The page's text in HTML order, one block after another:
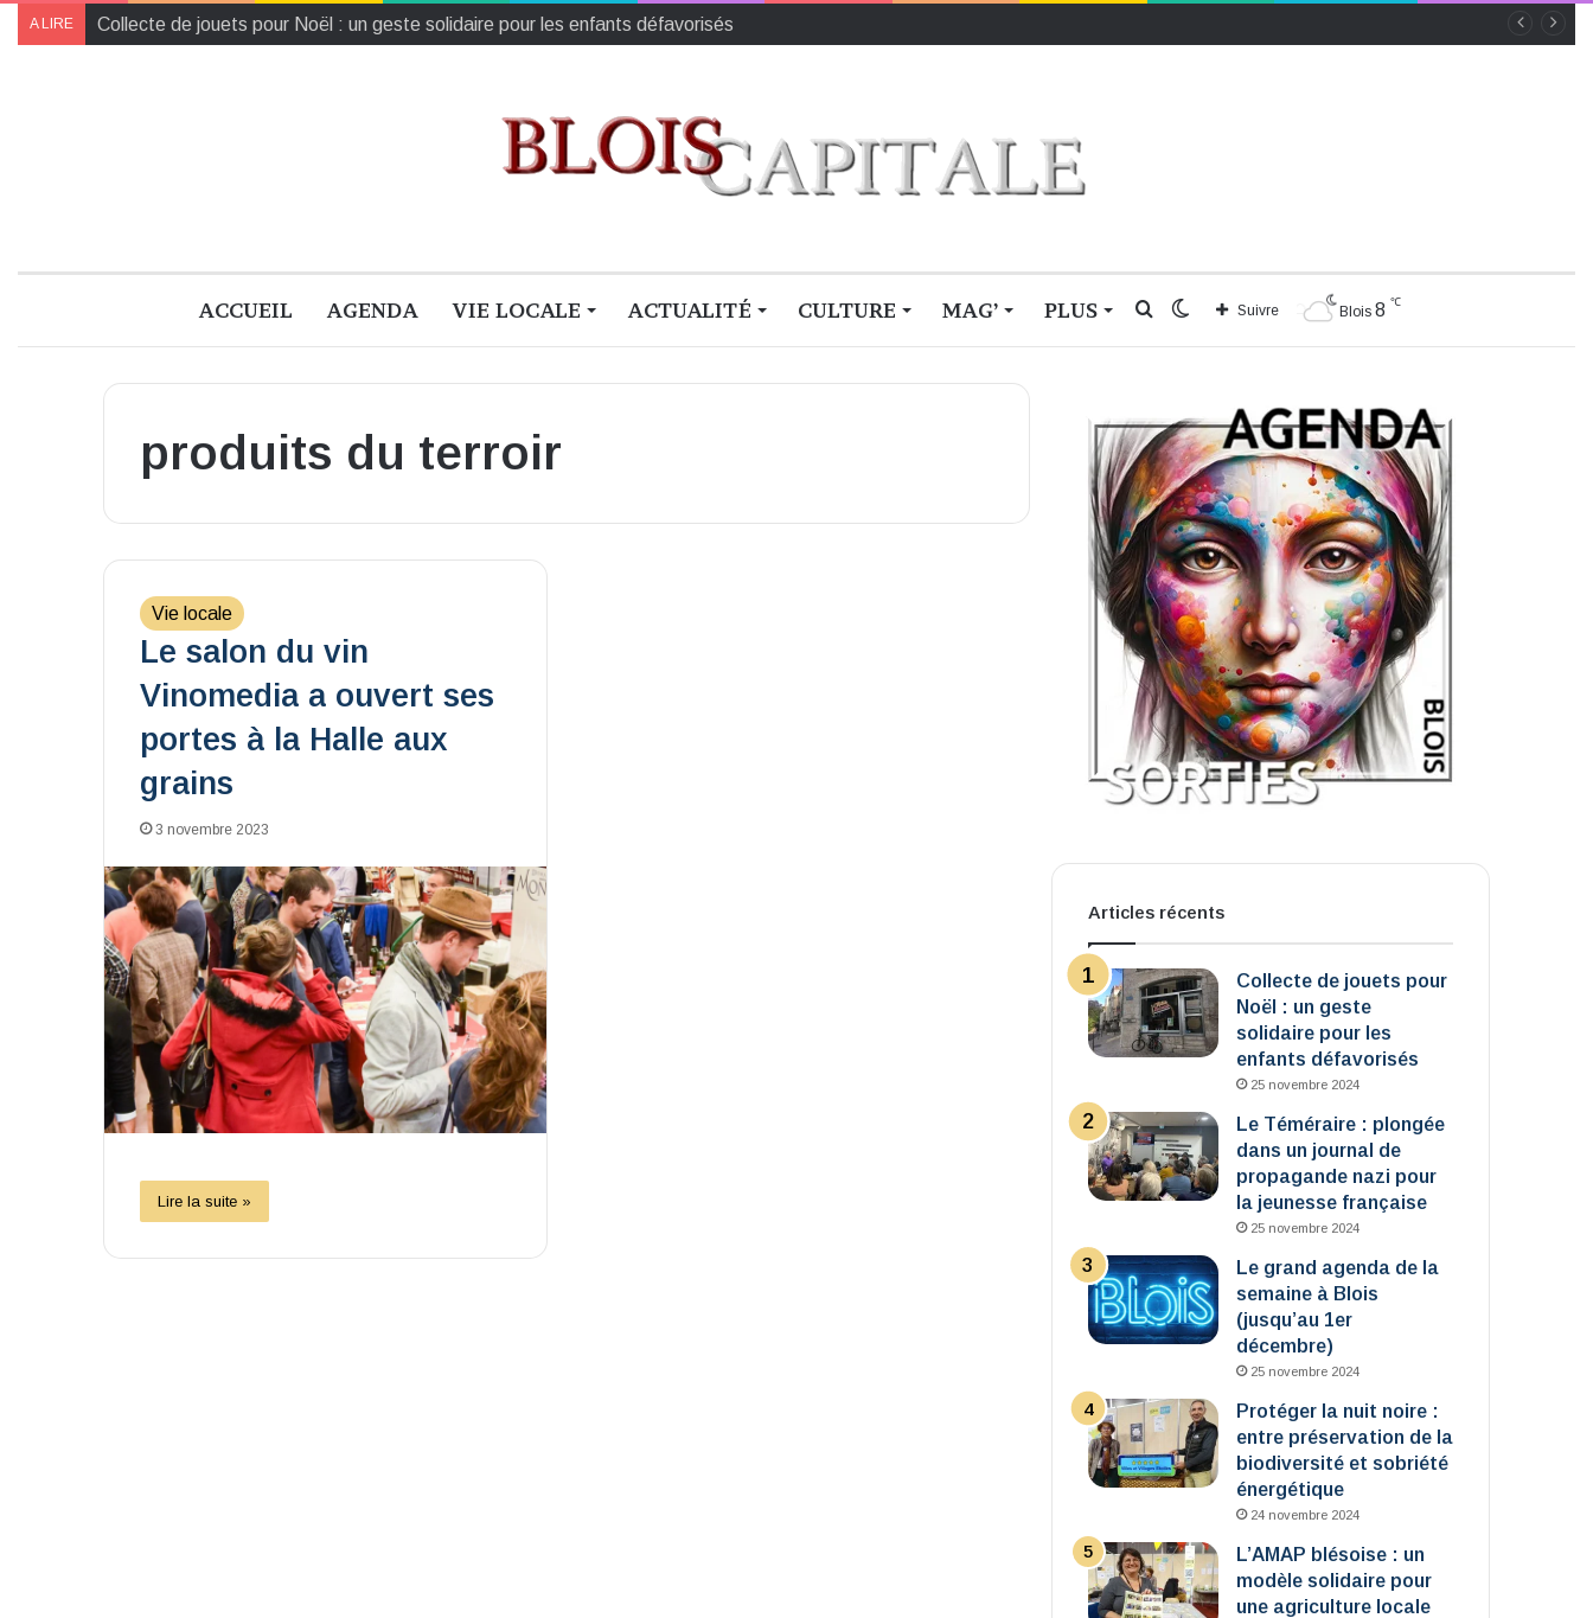
A LIRE Collecte de jouets pour Noël : un geste solidaire pour les enfants défavorisés
ACCUEIL AGENDA VIE LOCALE ACTUALITÉ CULTURE MAG’ PLUS Blois 8 ℃
Suivre
Switch
Rechercher
produits du terroir
Vie locale
Le salon du vin
Vinomedia a ouvert ses
portes à la Halle aux
grains
3 novembre 2023
Lire la suite »
Articles récents
Collecte de jouets pour
Noël : un geste
solidaire pour les
enfants défavorisés
25 novembre 2024
Le Téméraire : plongée
dans un journal de
propagande nazi pour
la jeunesse française
25 novembre 2024
Le grand agenda de la
semaine à Blois
(jusqu’au 1er
décembre)
25 novembre 2024
Protéger la nuit noire :
entre préservation de la
biodiversité et sobriété
énergétique
24 novembre 2024
L’AMAP blésoise : un
modèle solidaire pour
une agriculture locale